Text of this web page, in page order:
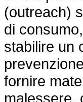
(outreach)
di
stabilire un
fornire
malessere,